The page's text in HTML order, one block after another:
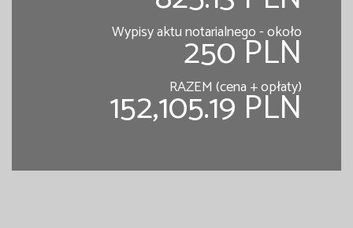
Wypisy aktu notarialnego - około
250 PLN
RAZEM (cena + opłaty)
152,105.19 PLN